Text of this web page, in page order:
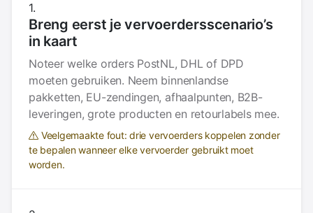
Breng eerst je vervoerdersscenario’s
in kaart
Noteer welke orders PostNL, DHL of DPD
moeten gebruiken. Neem binnenlandse
pakketten, EU-zendingen, afhaalpunten, B2B-
leveringen, grote producten en retourlabels mee.
Veelgemaakte fout: drie vervoerders koppelen zonder
te bepalen wanneer elke vervoerder gebruikt moet
worden.